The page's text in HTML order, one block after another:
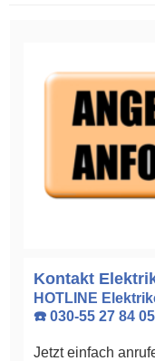
Kontakt
HOTLINE
☎️ 030-55 27 84 05
Jetzt einfach